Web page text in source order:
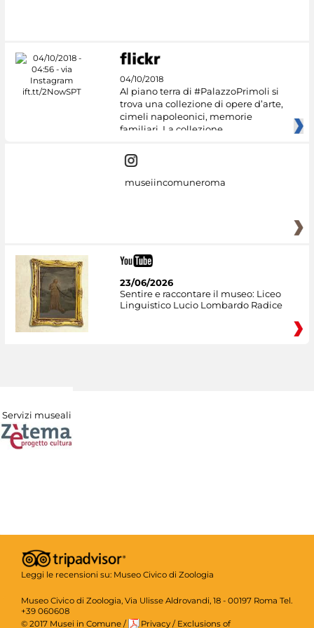
04/10/2018
Al piano terra di #PalazzoPrimoli si
trova una collezione di opere d’arte,
cimeli napoleonici, memorie
familiari. La collezione
museiincomuneroma
23/06/2026
Sentire e raccontare il museo: Liceo
Linguistico Lucio Lombardo Radice
Servizi museali
Leggi le recensioni su: Museo Civico di Zoologia
Museo Civico di Zoologia, Via Ulisse Aldrovandi, 18 - 00197 Roma Tel.
+39 060608
© 2017 Musei in Comune / Privacy / Exclusions of